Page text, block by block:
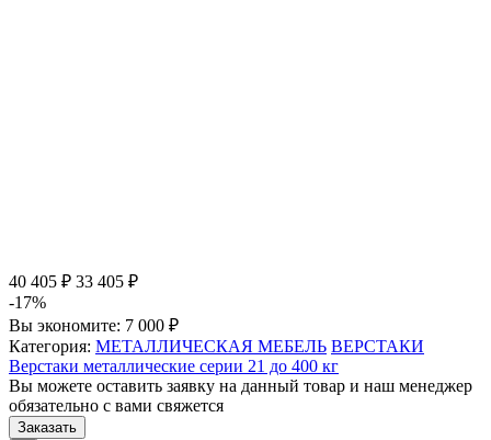
40 405 ₽ 33 405 ₽
-17%
Вы экономите: 7 000 ₽
Категория: МЕТАЛЛИЧЕСКАЯ МЕБЕЛЬ ВЕРСТАКИ
Верстаки металлические серии 21 до 400 кг
Вы можете оставить заявку на данный товар и наш менеджер
обязательно с вами свяжется
Заказать